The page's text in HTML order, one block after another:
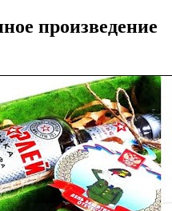
произведение